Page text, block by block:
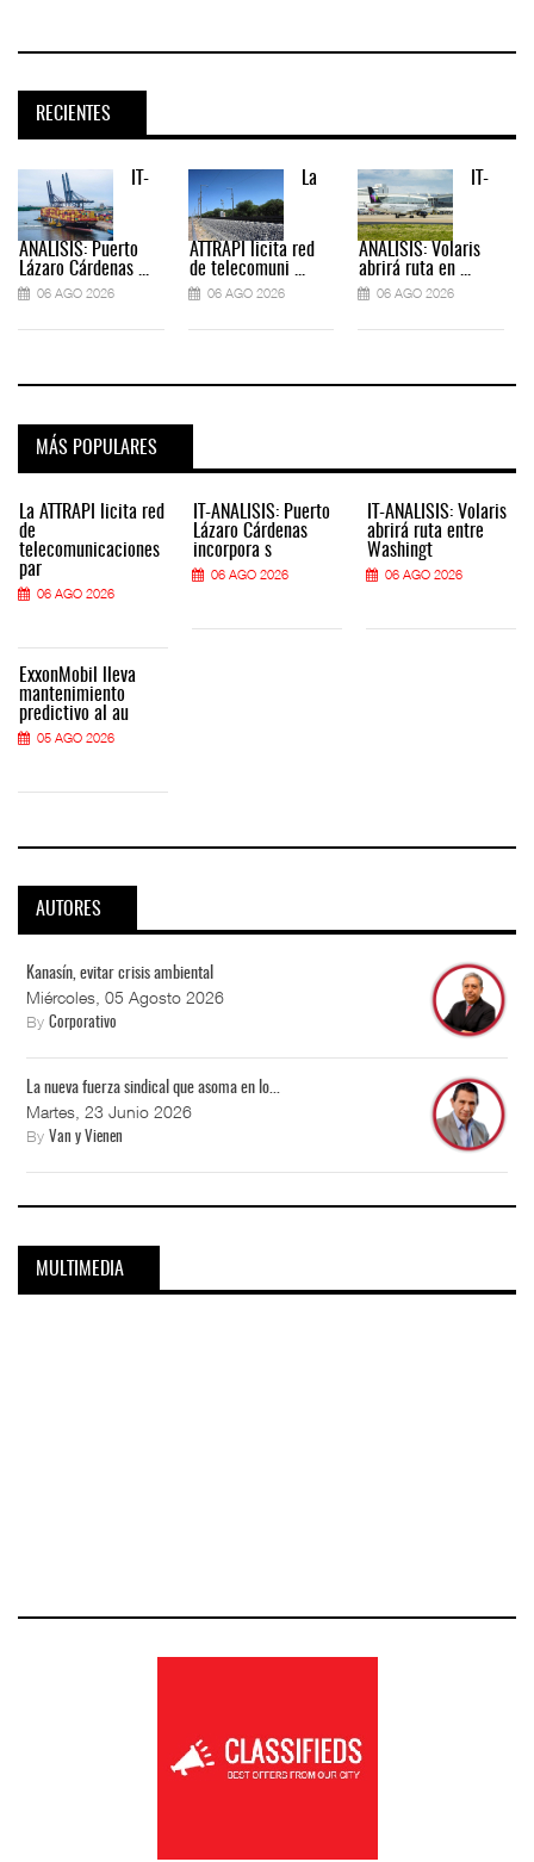
RECIENTES
IT-
ANÁLISIS: Puerto
Lázaro Cárdenas ...
06 AGO 2026
La
ATTRAPI licita red
de telecomuni ...
06 AGO 2026
IT-
ANÁLISIS: Volaris
abrirá ruta en ...
06 AGO 2026
MÁS POPULARES
La ATTRAPI licita red
de
telecomunicaciones
par
06 AGO 2026
ExxonMobil lleva
mantenimiento
predictivo al au
05 AGO 2026
IT-ANÁLISIS: Puerto
Lázaro Cárdenas
incorpora s
06 AGO 2026
IT-ANÁLISIS: Volaris
abrirá ruta entre
Washingt
06 AGO 2026
AUTORES
Kanasín, evitar crisis ambiental
Miércoles, 05 Agosto 2026
By Corporativo
La nueva fuerza sindical que asoma en lo...
Martes, 23 Junio 2026
By Van y Vienen
MULTIMEDIA